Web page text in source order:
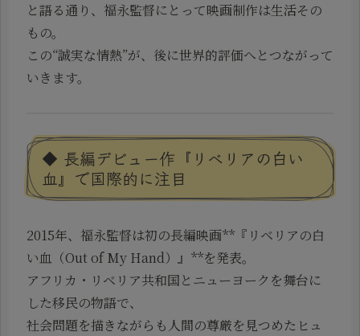
と語る通り、福永監督にとって映画制作は生活その
もの。
この“誠実な情熱”が、後に世界的評価へとつながって
いきます。
◆ 長編デビュー作『リベリアの白い
血』で国際的に注目
2015年、福永監督は初の長編映画**『リベリアの白
い血（Out of My Hand）』**を発表。
アフリカ・リベリア共和国とニューヨークを舞台に
した移民の物語で、
社会問題を描きながらも人間の尊厳を見つめたヒュ